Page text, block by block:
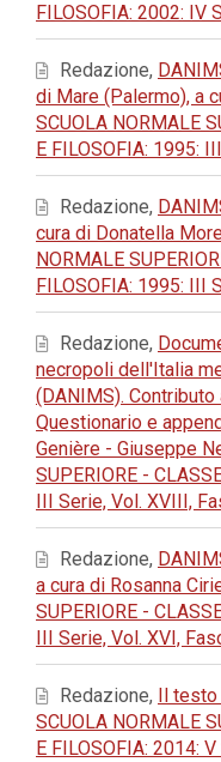
FILOSOFIA: 2002: IV
Redazione,
di Mare (Palermo), a
SCUOLA NORMALE
E FILOSOFIA: 1995:
Redazione,
cura di Donatella
NORMALE
FILOSOFIA: 1995: III
Redazione,
necropoli dell'Italia
(DANIMS).
Questionario e
Genière - Giuseppe
SUPERIORE -
III Serie, Vol. XVIII,
Redazione,
a cura di Rosanna
SUPERIORE -
III Serie, Vol. XVI,
Redazione, Il testo
SCUOLA NORMALE
E FILOSOFIA: 2014: